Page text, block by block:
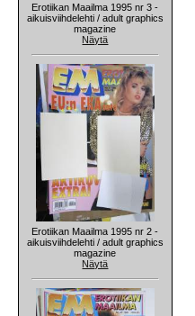
Erotiikan Maailma 1995 nr 3 -
aikuisviihdelehti / adult graphics
magazine
Näytä
Erotiikan Maailma 1995 nr 2 -
aikuisviihdelehti / adult graphics
magazine
Näytä